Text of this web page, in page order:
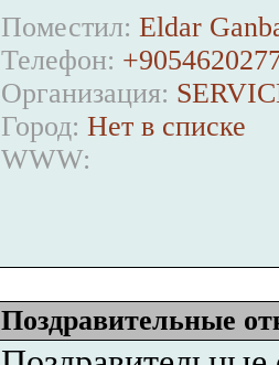
Поместил: Eldar
Телефон:
Организация:
Город: Нет в списке
WWW:
Поздравительные